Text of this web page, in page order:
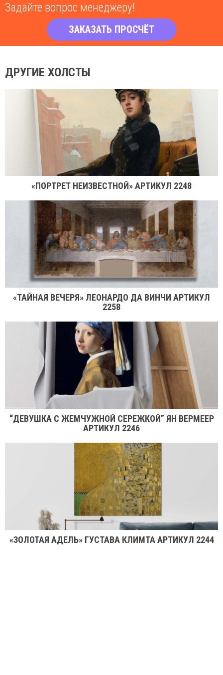
Задайте вопрос менеджеру!
ЗАКАЗАТЬ ПРОСЧЁТ
ДРУГИЕ ХОЛСТЫ
«ПОРТРЕТ НЕИЗВЕСТНОЙ» АРТИКУЛ 2248
«ТАЙНАЯ ВЕЧЕРЯ» ЛЕОНАРДО ДА ВИНЧИ АРТИКУЛ
2258
“ДЕВУШКА С ЖЕМЧУЖНОЙ СЕРЕЖКОЙ” ЯН ВЕРМЕЕР
АРТИКУЛ 2246
«ЗОЛОТАЯ АДЕЛЬ» ГУСТАВА КЛИМТА АРТИКУЛ 2244